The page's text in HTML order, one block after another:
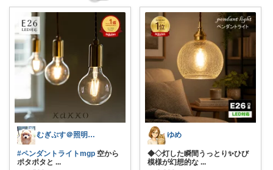
むぎぷす＠照明とインテリアと北欧食器
#ペンダントライトmgp 空から
ポタポタと ...
ゆめ
◆◇灯した瞬間うっとり✨ひび
模様が幻想的な ...